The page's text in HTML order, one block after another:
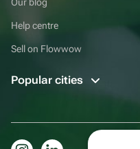
Help centre
Sell on Flowwow
Popular cities